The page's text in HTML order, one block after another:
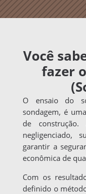
Você
fazer
O ensaio do
sondagem, é
de
negligenciado,
garantir a
econômica de
Com os
definido o